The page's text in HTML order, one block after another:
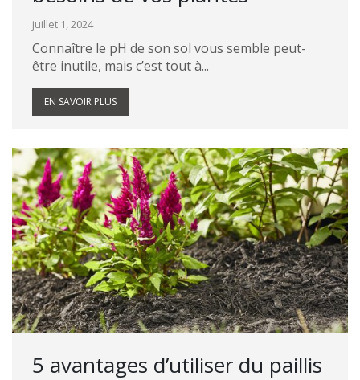
juillet 1, 2024
Connaître le pH de son sol vous semble peut-
être inutile, mais c’est tout à...
EN SAVOIR PLUS
5 avantages d’utiliser du paillis